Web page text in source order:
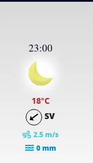
23:00
18°C
SV
2.5 m/s
0 mm